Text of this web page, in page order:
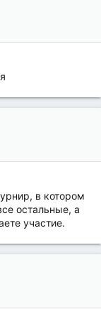
в котором
остальные, а
участие.